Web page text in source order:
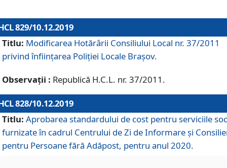
829/10.12.2019
Titlu: Modificarea Hotărârii Consiliului Local nr. 37/2011
privind înființarea Poliției Locale Brașov.
Observații : Republică H.C.L. nr. 37/2011.
828/10.12.2019
Titlu: Aprobarea standardului de cost pentru serviciile
furnizate în cadrul Centrului de Zi de Informare și
pentru Persoane fără Adăpost, pentru anul 2020.